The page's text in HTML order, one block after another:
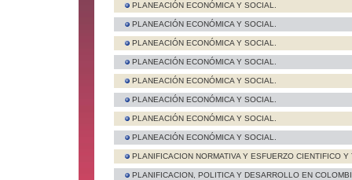
PLANEACIÓN ECONÓMICA Y SOCIAL.
PLANEACIÓN ECONÓMICA Y SOCIAL.
PLANEACIÓN ECONÓMICA Y SOCIAL.
PLANEACIÓN ECONÓMICA Y SOCIAL.
PLANEACIÓN ECONÓMICA Y SOCIAL.
PLANEACIÓN ECONÓMICA Y SOCIAL.
PLANEACIÓN ECONÓMICA Y SOCIAL.
PLANEACIÓN ECONÓMICA Y SOCIAL.
PLANIFICACION NORMATIVA Y ESFUERZO CIENTIFICO
PLANIFICACION, POLITICA Y DESARROLLO EN